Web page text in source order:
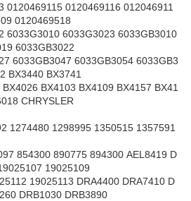
0120469115 0120469116 012046911
0120469518
6033G3010 6033G3023 6033GB3010
6033GB3022
6033GB3047 6033GB3054 6033GB3
BX3440 BX3741
BX4103 BX4109 BX4157 BX41
CHRYSLER
1274480 1298995 1350515 1357591
854300 890775 894300 AEL8419 D
19025109
19025113 DRA4400 DRA7410 D
DRB1030 DRB3890